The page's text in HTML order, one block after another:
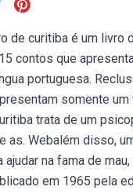
de curitiba é um livro
contos que
portuguesa.
somente
trata de um
as. Webalém disso,
ajudar na fama de
em 1965 pela